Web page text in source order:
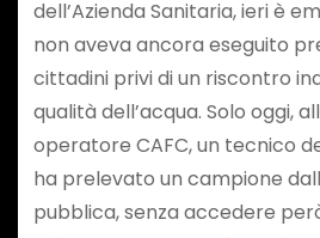
dell’Azienda Sanitaria, ieri è
non aveva ancora eseguito
cittadini privi di un riscontro
qualità dell’acqua. Solo oggi,
operatore CAFC, un tecnico
ha prelevato un campione
pubblica, senza accedere